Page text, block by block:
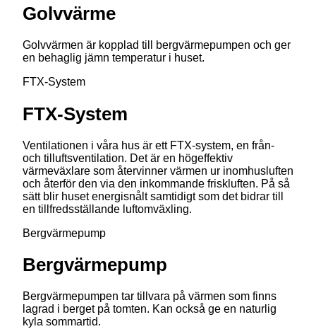
Golvvärme
Golvvärmen är kopplad till bergvärmepumpen och ger
en behaglig jämn temperatur i huset.
FTX-System
FTX-System
Ventilationen i våra hus är ett FTX-system, en från-
och tilluftsventilation. Det är en högeffektiv
värmeväxlare som återvinner värmen ur inomhusluften
och återför den via den inkommande friskluften. På så
sätt blir huset energisnålt samtidigt som det bidrar till
en tillfredsställande luftomväxling.
Bergvärmepump
Bergvärmepump
Bergvärmepumpen tar tillvara på värmen som finns
lagrad i berget på tomten. Kan också ge en naturlig
kyla sommartid.